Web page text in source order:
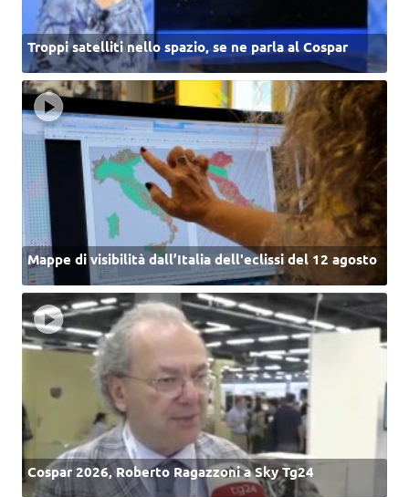
Troppi satelliti nello spazio, se ne parla al Cospar
Mappe di visibilità dall’Italia dell'eclissi del 12 agosto
Cospar 2026, Roberto Ragazzoni a Sky Tg24